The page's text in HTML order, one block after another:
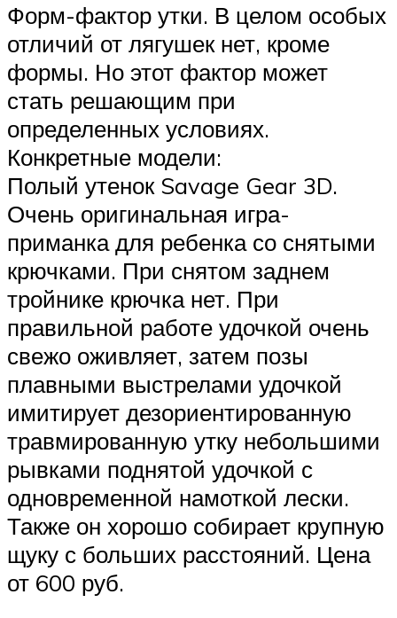
Форм-фактор утки. В целом особых
отличий от лягушек нет, кроме
формы. Но этот фактор может
стать решающим при
определенных условиях.
Конкретные модели:
Полый утенок Savage Gear 3D.
Очень оригинальная игра-
приманка для ребенка со снятыми
крючками. При снятом заднем
тройнике крючка нет. При
правильной работе удочкой очень
свежо оживляет, затем позы
плавными выстрелами удочкой
имитирует дезориентированную
травмированную утку небольшими
рывками поднятой удочкой с
одновременной намоткой лески.
Также он хорошо собирает крупную
щуку с больших расстояний. Цена
от 600 руб.